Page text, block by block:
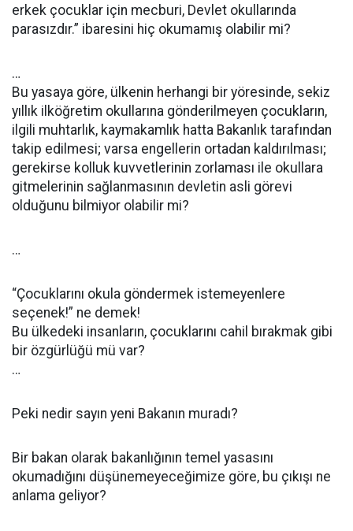
erkek çocuklar için mecburi, Devlet okullarında
parasızdır.” ibaresini hiç okumamış olabilir mi?
…
Bu yasaya göre, ülkenin herhangi bir yöresinde, sekiz
yıllık ilköğretim okullarına gönderilmeyen çocukların,
ilgili muhtarlık, kaymakamlık hatta Bakanlık tarafından
takip edilmesi; varsa engellerin ortadan kaldırılması;
gerekirse kolluk kuvvetlerinin zorlaması ile okullara
gitmelerinin sağlanmasının devletin asli görevi
olduğunu bilmiyor olabilir mi?
…
“Çocuklarını okula göndermek istemeyenlere
seçenek!” ne demek!
Bu ülkedeki insanların, çocuklarını cahil bırakmak gibi
bir özgürlüğü mü var?
…
Peki nedir sayın yeni Bakanın muradı?
Bir bakan olarak bakanlığının temel yasasını
okumadığını düşünemeyeceğimize göre, bu çıkışı ne
anlama geliyor?